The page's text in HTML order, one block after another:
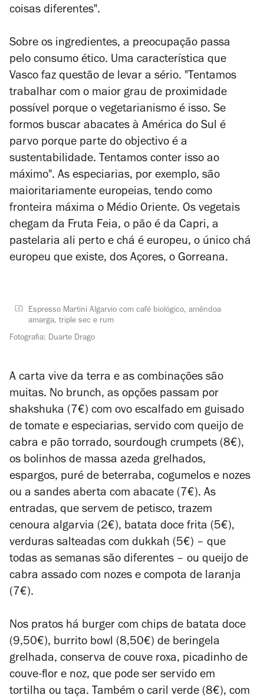
coisas diferentes".
Sobre os ingredientes, a preocupação passa
pelo consumo ético. Uma característica que
Vasco faz questão de levar a sério. "Tentamos
trabalhar com o maior grau de proximidade
possível porque o vegetarianismo é isso. Se
formos buscar abacates à América do Sul é
parvo porque parte do objectivo é a
sustentabilidade. Tentamos conter isso ao
máximo". As especiarias, por exemplo, são
maioritariamente europeias, tendo como
fronteira máxima o Médio Oriente. Os vegetais
chegam da Fruta Feia, o pão é da Capri, a
pastelaria ali perto e chá é europeu, o único chá
europeu que existe, dos Açores, o Gorreana.
Espresso Martini Algarvio com café biológico, amêndoa
amarga, triple sec e rum
Fotografia: Duarte Drago
A carta vive da terra e as combinações são
muitas. No brunch, as opções passam por
shakshuka (7€) com ovo escalfado em guisado
de tomate e especiarias, servido com queijo de
cabra e pão torrado, sourdough crumpets (8€),
os bolinhos de massa azeda grelhados,
espargos, puré de beterraba, cogumelos e nozes
ou a sandes aberta com abacate (7€). As
entradas, que servem de petisco, trazem
cenoura algarvia (2€), batata doce frita (5€),
verduras salteadas com dukkah (5€) – que
todas as semanas são diferentes – ou queijo de
cabra assado com nozes e compota de laranja
(7€).
Nos pratos há burger com chips de batata doce
(9,50€), burrito bowl (8,50€) de beringela
grelhada, conserva de couve roxa, picadinho de
couve-flor e noz, que pode ser servido em
tortilha ou taça. Também o caril verde (8€), com